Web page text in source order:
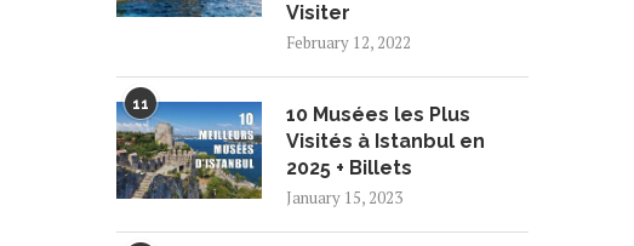
Visiter
February 12, 2022
11
10 Musées les Plus
Visités à Istanbul en
2025 + Billets
January 15, 2023